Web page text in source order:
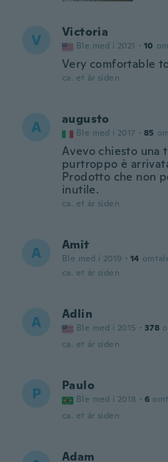
V Victoria
Ble med i 2021 · 10
Very comfortable
ca. et år siden
A augusto
Ble med i 2017 · 85
Avevo chiesto una
purtroppo è
Prodotto che non
inutile.
ca. et år siden
A Amit
Ble med i 2019 · 14
ca. et år siden
A Adlin
Ble med i 2015 · 378
ca. et år siden
P Paulo
Ble med i 2018 · 6
ca. et år siden
Adam